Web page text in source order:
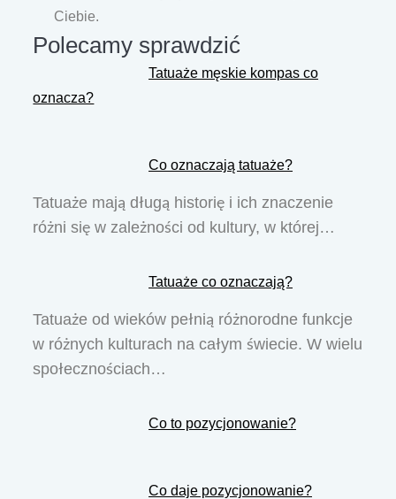
Ciebie.
Polecamy sprawdzić
Tatuaże męskie kompas co
oznacza?
Co oznaczają tatuaże?
Tatuaże mają długą historię i ich znaczenie
różni się w zależności od kultury, w której…
Tatuaże co oznaczają?
Tatuaże od wieków pełnią różnorodne funkcje
w różnych kulturach na całym świecie. W wielu
społecznościach…
Co to pozycjonowanie?
Co daje pozycjonowanie?